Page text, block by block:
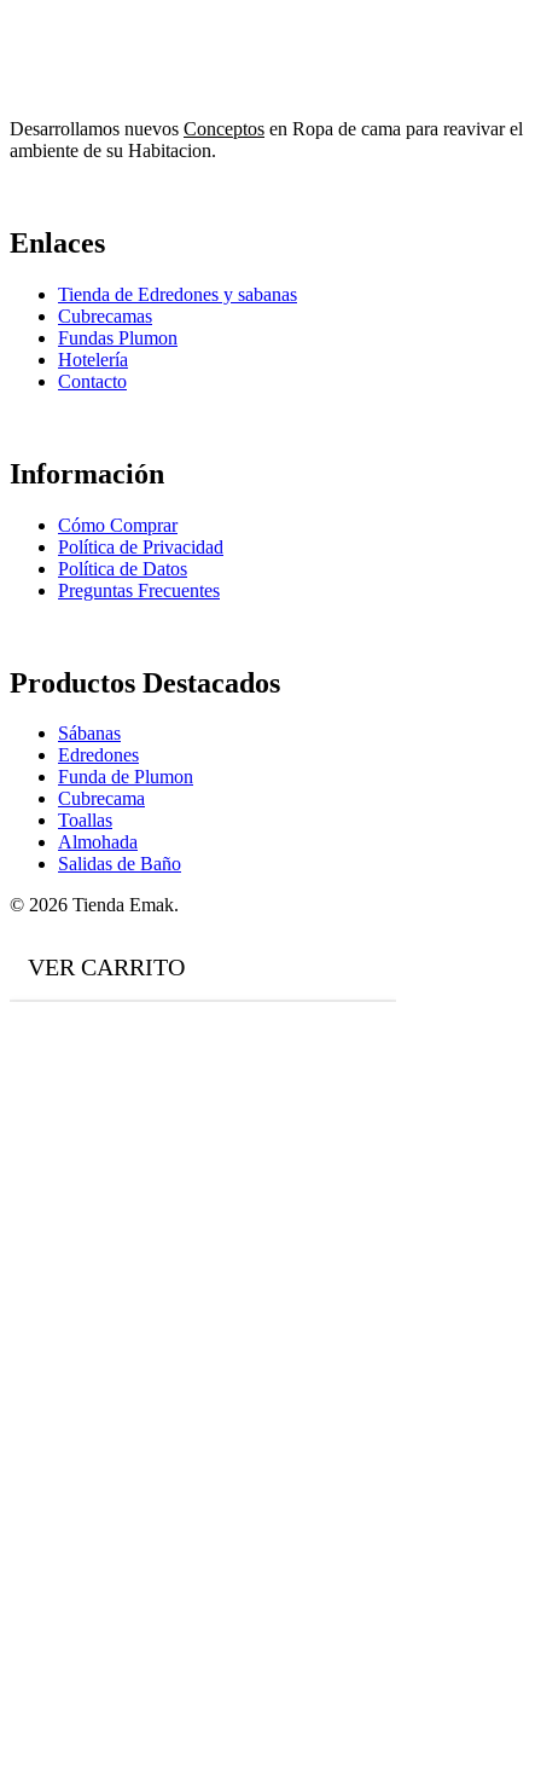
opciones
se
producto
Desarrollamos nuevos Conceptos en Ropa de cama para reavivar el
ambiente de su Habitacion.
Enlaces
Tienda de Edredones y sabanas
Cubrecamas
Fundas Plumon
Hotelería
Contacto
Información
Cómo Comprar
Política de Privacidad
Política de Datos
Preguntas Frecuentes
Productos Destacados
Sábanas
Edredones
Funda de Plumon
Cubrecama
Toallas
Almohada
Salidas de Baño
© 2026 Tienda Emak.
VER CARRITO